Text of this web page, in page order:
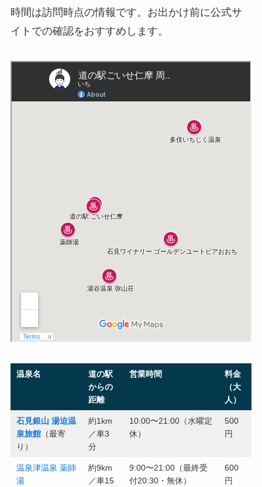
時間は訪問時点の情報です。お出かけ前に公式サ
イトでの確認をおすすめします。
温泉名
道の駅
からの
距離
営業時間
料金
（大
人）
石見銀山 湯迫温
泉旅館 （最寄
り）
約1km
／車3
分
10:00〜21:00（水曜定
休）
500
円
温泉津温泉 薬師
湯
約9km
／車15
9:00〜21:00（最終受
付20:30・無休）
600
円